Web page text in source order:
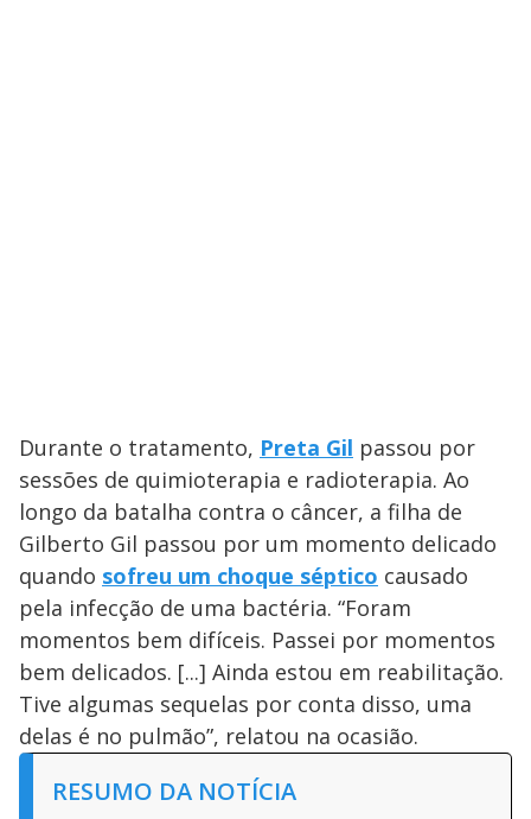
Durante o tratamento, Preta Gil passou por
sessões de quimioterapia e radioterapia. Ao
longo da batalha contra o câncer, a filha de
Gilberto Gil passou por um momento delicado
quando sofreu um choque séptico causado
pela infecção de uma bactéria. “Foram
momentos bem difíceis. Passei por momentos
bem delicados. [...] Ainda estou em reabilitação.
Tive algumas sequelas por conta disso, uma
delas é no pulmão”, relatou na ocasião.
RESUMO DA NOTÍCIA